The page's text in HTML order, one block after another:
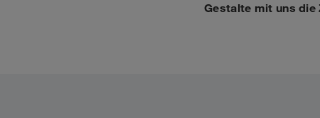
Gestalte mit uns die